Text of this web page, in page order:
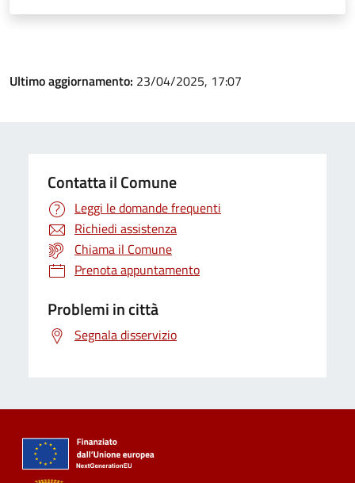
Ultimo aggiornamento: 23/04/2025, 17:07
Contatta il Comune
Leggi le domande frequenti
Richiedi assistenza
Chiama il Comune
Prenota appuntamento
Problemi in città
Segnala disservizio